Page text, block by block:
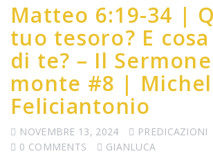
Matteo 6:19-34 |
tuo tesoro? E
di te? – Il
monte #8 |
Feliciantonio
NOVEMBRE 13, 2024
PREDICAZIONI
0 COMMENTS
GIANLUCA